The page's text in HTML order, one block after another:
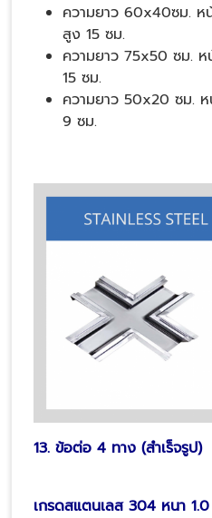
ความยาว 60x40ซม. ห
สูง 15 ซม.
ความยาว 75x50 ซม.
15 ซม.
ความยาว 50x20 ซม.
9 ซม.
13. ข้อต่อ 4 ทาง (สำเร็จรูป)
เกรดสแตนเลส 304 หนา